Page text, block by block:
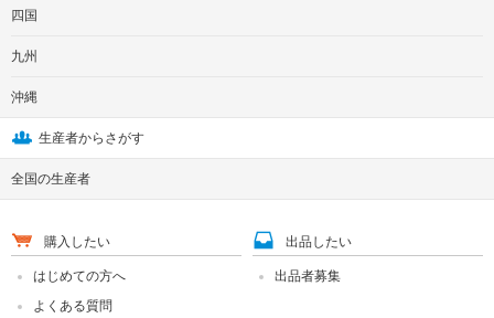
四国
九州
沖縄
生産者からさがす
全国の生産者
購入したい
はじめての方へ
よくある質問
出品したい
出品者募集